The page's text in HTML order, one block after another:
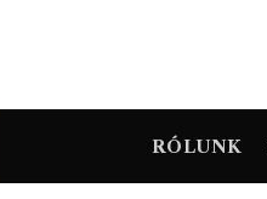
RÓLUNK